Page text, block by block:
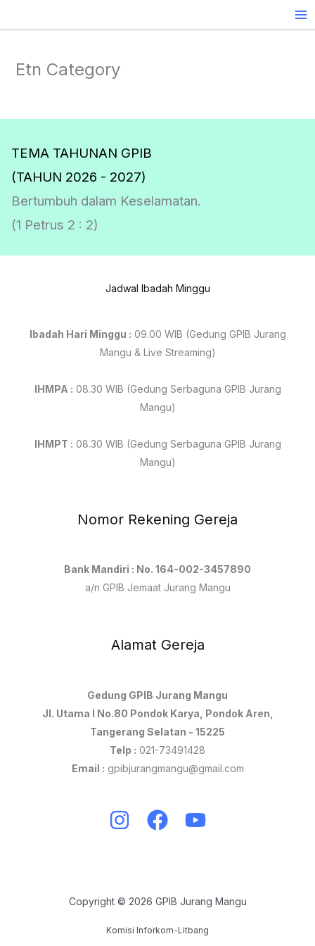
Etn Category
TEMA TAHUNAN GPIB
(TAHUN 2026 - 2027)
Bertumbuh dalam Keselamatan.
(1 Petrus 2 : 2)
Jadwal Ibadah Minggu
Ibadah Hari Minggu : 09.00 WIB (Gedung GPIB Jurang
Mangu & Live Streaming)
IHMPA : 08.30 WIB (Gedung Serbaguna GPIB Jurang
Mangu)
IHMPT : 08.30 WIB (Gedung Serbaguna GPIB Jurang
Mangu)
Nomor Rekening Gereja
Bank Mandiri : No. 164-002-3457890
a/n GPIB Jemaat Jurang Mangu
Alamat Gereja
Gedung GPIB Jurang Mangu
Jl. Utama I No.80 Pondok Karya, Pondok Aren,
Tangerang Selatan - 15225
Telp : 021-73491428
Email : gpibjurangmangu@gmail.com
Copyright © 2026 GPIB Jurang Mangu
Komisi Inforkom-Litbang